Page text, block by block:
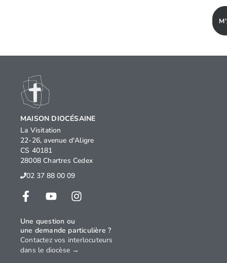
MAISON DIOCÉSAINE
La Visitation
22-26, avenue d'Aligre
CS 40181
28008 Chartres Cedex
02 37 88 00 09
Une question ou
une demande particulière ?
Contactez vos interlocuteurs
dans le diocèse →